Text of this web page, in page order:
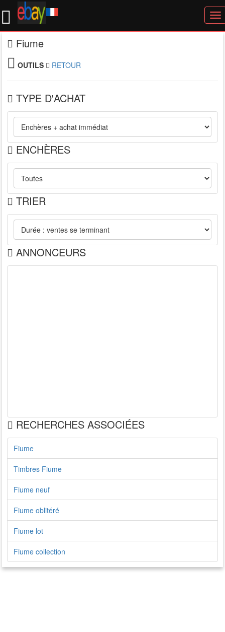
Fiume
OUTILS RETOUR
TYPE D'ACHAT
ENCHÈRES
TRIER
ANNONCEURS
RECHERCHES ASSOCIÉES
Fiume
Timbres Fiume
Fiume neuf
Fiume oblitéré
Fiume lot
Fiume collection